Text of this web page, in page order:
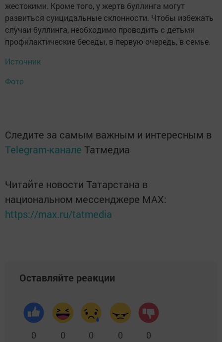
жестокими. Кроме того, у жертв буллинга могут
развиться суицидальные склонности. Чтобы избежать
случаи буллинга, необходимо проводить с детьми
профилактические беседы, в первую очередь, в семье.
Источник
Фото
Следите за самым важным и интересным в
Telegram-канале Татмедиа
Читайте новости Татарстана в
национальном мессенджере MАХ:
https://max.ru/tatmedia
Оставляйте реакции
0 0 0 0 0